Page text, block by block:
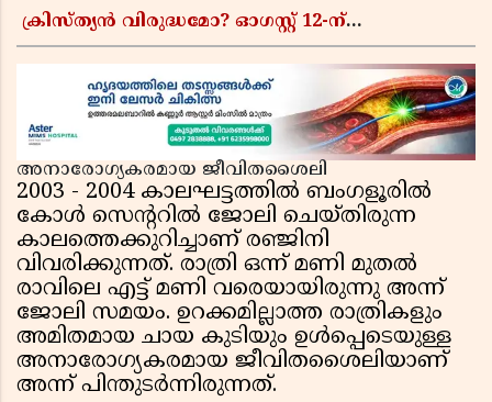
ക്രിസ്ത്യൻ വിരുദ്ധമോ? ഓഗസ്റ്റ് 12-ന്
യഥാർത്ഥ അജണ്ട എന്ത്?
അനാരോഗ്യകരമായ ജീവിതശൈലി
2003 - 2004 കാലഘട്ടത്തിൽ ബംഗളൂരിൽ
കോൾ സെൻ്ററിൽ ജോലി ചെയ്തിരുന്ന
കാലത്തെക്കുറിച്ചാണ് രഞ്ജിനി
വിവരിക്കുന്നത്. രാത്രി ഒന്ന് മണി മുതൽ
രാവിലെ എട്ട് മണി വരെയായിരുന്നു അന്ന്
ജോലി സമയം. ഉറക്കമില്ലാത്ത രാത്രികളും
അമിതമായ ചായ കുടിയും ഉൾപ്പെടെയുള്ള
അനാരോഗ്യകരമായ ജീവിതശൈലിയാണ്
അന്ന് പിന്തുടർന്നിരുന്നത്.